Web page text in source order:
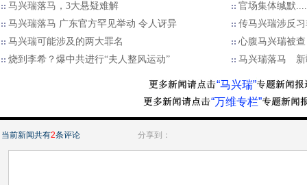
马兴瑞落马，3大悬疑难解
官场集体缄默
马兴瑞落马 广东官方罕见举动 令人讶异
传马兴瑞涉反
马兴瑞可能涉及的两大罪名
心腹马兴瑞被
烧到李希？爆中共进行“夫人整风运动”
马兴瑞落马 新
“马兴瑞”
“万维专栏”
当前新闻共有2条评论 分享到：